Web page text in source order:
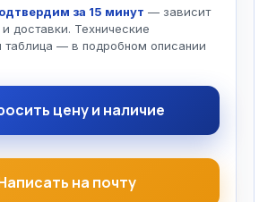
за 15 минут — зависит
доставки. Технические
таблица — в подробном описании
цену и наличие
на почту